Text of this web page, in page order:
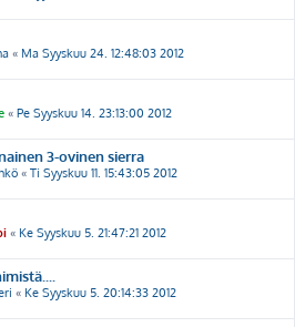
« Ma Syyskuu 24. 12:48:03 2012
« Pe Syyskuu 14. 23:13:00 2012
3-ovinen sierra
« Ti Syyskuu 11. 15:43:05 2012
« Ke Syyskuu 5. 21:47:21 2012
« Ke Syyskuu 5. 20:14:33 2012